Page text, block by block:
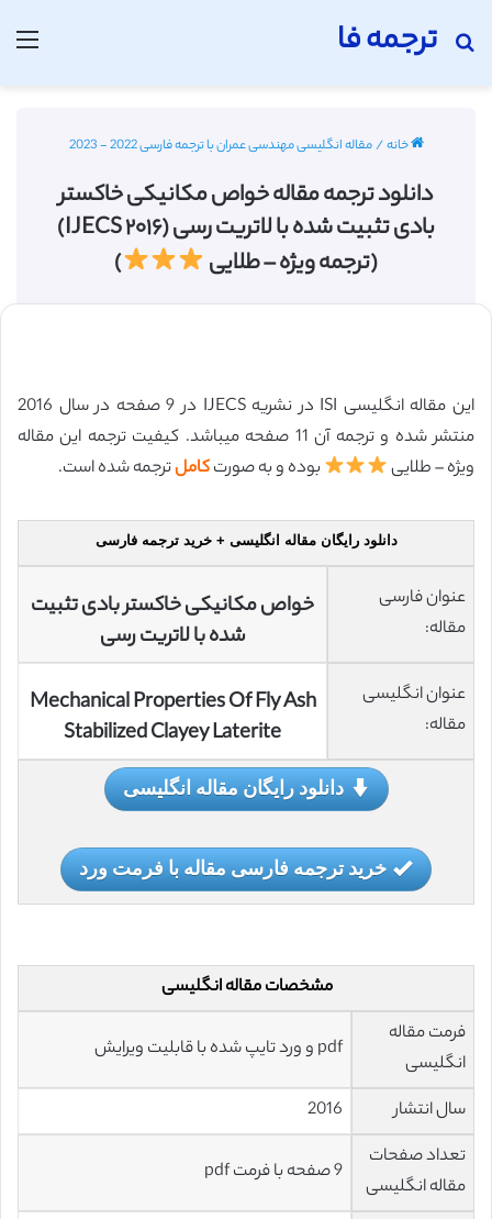
ترجمه فا
جستجو برای
خانه/مقاله انگلیسی مهندسی عمران با ترجمه فارسی 2022 - 2023
دانلود ترجمه مقاله خواص مکانیکی خاکستر
بادی تثبیت شده با لاتریت رسی (IJECS ۲۰۱۶)
(ترجمه ویژه – طلایی
)
این مقاله انگلیسی ISI در نشریه IJECS در 9 صفحه در سال 2016
منتشر شده و ترجمه آن 11 صفحه میباشد. کیفیت ترجمه این مقاله
ویژه – طلایی
بوده و به صورتکاملترجمه شده است.
دانلود رایگان مقاله انگلیسی + خرید ترجمه فارسی
عنوان فارسی
مقاله:
خواص مکانیکی خاکستر بادی تثبیت
شده با لاتریت رسی
عنوان انگلیسی
مقاله:
Mechanical Properties Of Fly Ash
Stabilized Clayey Laterite
دانلود رایگان مقاله انگلیسی
خرید ترجمه فارسی مقاله با فرمت ورد
مشخصات مقاله انگلیسی
فرمت مقاله
انگلیسی
pdf و ورد تایپ شده با قابلیت ویرایش
سال انتشار
2016
تعداد صفحات
مقاله انگلیسی
9 صفحه با فرمت pdf